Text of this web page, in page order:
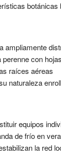
botánicas
ampliamente
con hojas
raíces aéreas
naturaleza
equipos
de frío en
la red